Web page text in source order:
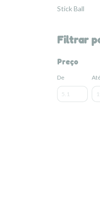
Stick Ball
Filtrar
Preço
De